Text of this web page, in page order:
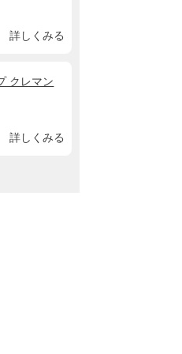
詳しくみる
クレマン
詳しくみる